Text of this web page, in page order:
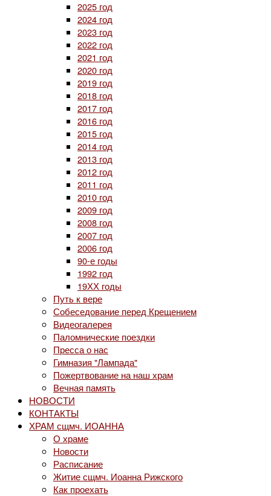
2025 год
2024 год
2023 год
2022 год
2021 год
2020 год
2019 год
2018 год
2017 год
2016 год
2015 год
2014 год
2013 год
2012 год
2011 год
2010 год
2009 год
2008 год
2007 год
2006 год
90-е годы
1992 год
19ХХ годы
Путь к вере
Собеседование перед Крещением
Видеогалерея
Паломнические поездки
Пресса о нас
Гимназия "Лампада"
Пожертвование на наш храм
Вечная память
НОВОСТИ
КОНТАКТЫ
ХРАМ сщмч. ИОАННА
О храме
Новости
Расписание
Житие сщмч. Иоанна Рижского
Как проехать